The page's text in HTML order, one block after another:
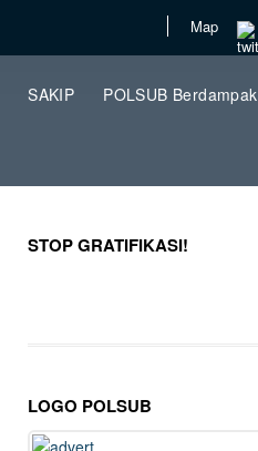
Map
SAKIP POLSUB Berdampak
STOP GRATIFIKASI!
LOGO POLSUB